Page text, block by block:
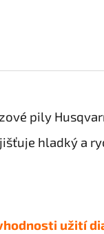
pily
hladký a
užití